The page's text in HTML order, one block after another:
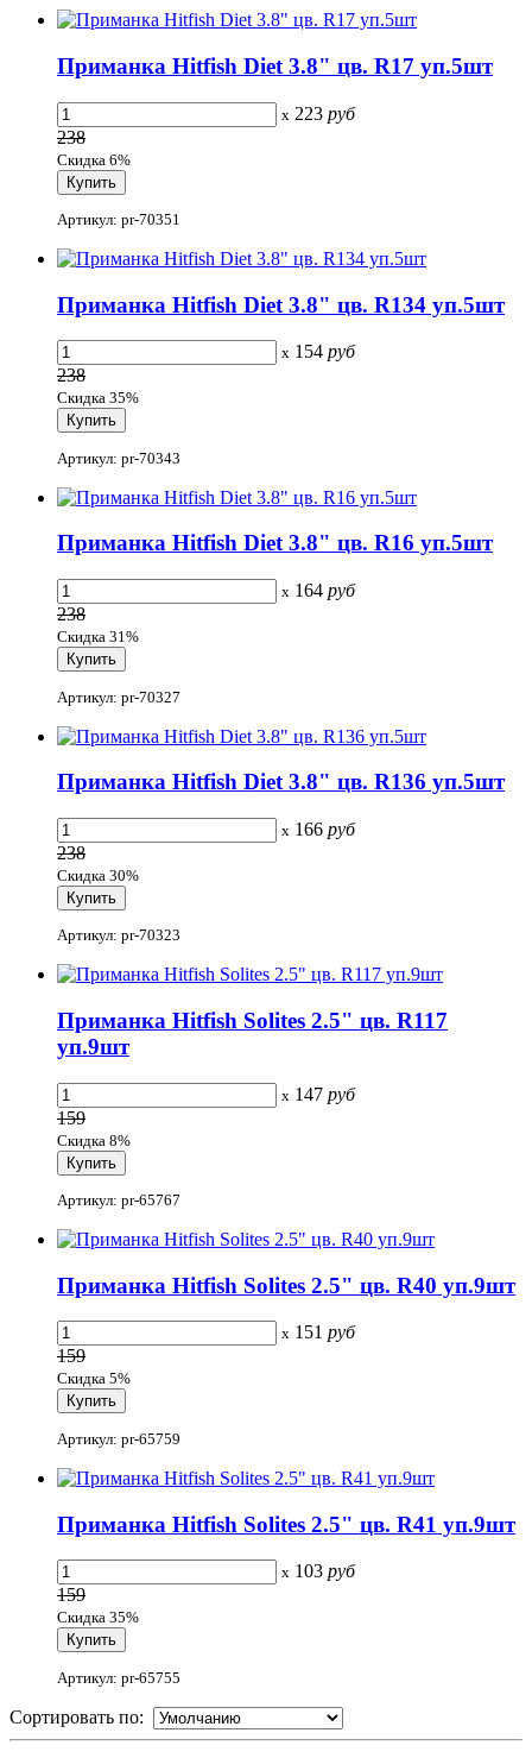
Приманка Hitfish Diet 3.8" цв. R17 уп.5шт
x 223 руб
238
Скидка 6%
Артикул: pr-70351
Приманка Hitfish Diet 3.8" цв. R134 уп.5шт
x 154 руб
238
Скидка 35%
Артикул: pr-70343
Приманка Hitfish Diet 3.8" цв. R16 уп.5шт
x 164 руб
238
Скидка 31%
Артикул: pr-70327
Приманка Hitfish Diet 3.8" цв. R136 уп.5шт
x 166 руб
238
Скидка 30%
Артикул: pr-70323
Приманка Hitfish Solites 2.5" цв. R117
уп.9шт
x 147 руб
159
Скидка 8%
Артикул: pr-65767
Приманка Hitfish Solites 2.5" цв. R40 уп.9шт
x 151 руб
159
Скидка 5%
Артикул: pr-65759
Приманка Hitfish Solites 2.5" цв. R41 уп.9шт
x 103 руб
159
Скидка 35%
Артикул: pr-65755
Сортировать по: